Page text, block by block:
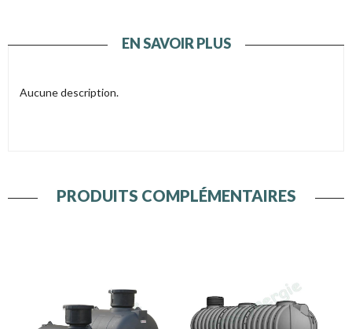
EN SAVOIR PLUS
Aucune description.
PRODUITS COMPLÉMENTAIRES